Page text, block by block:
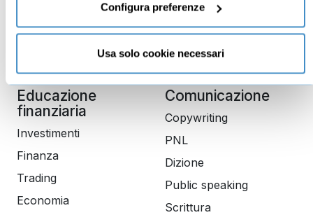
Configura preferenze
Usa solo cookie necessari
Produttività
Gestione aziendale
Educazione
finanziaria
Investimenti
Finanza
Trading
Economia
Comunicazione
Copywriting
PNL
Dizione
Public speaking
Scrittura